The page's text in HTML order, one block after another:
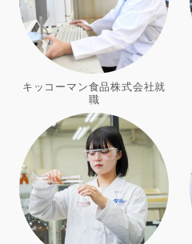
キッコーマン食品株式会社就
職